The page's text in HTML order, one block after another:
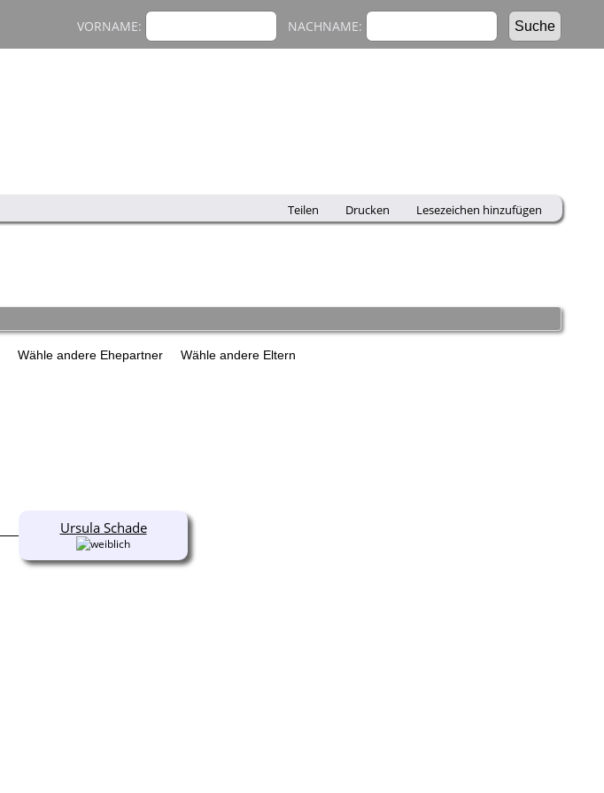
VORNAME: NACHNAME:
Teilen Drucken Lesezeichen hinzufügen
Wähle andere Ehepartner Wähle andere Eltern
Ursula Schade